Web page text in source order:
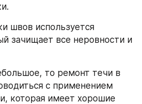
швов используется
зачищает все неровности и
то ремонт течи в
с применением
которая имеет хорошие